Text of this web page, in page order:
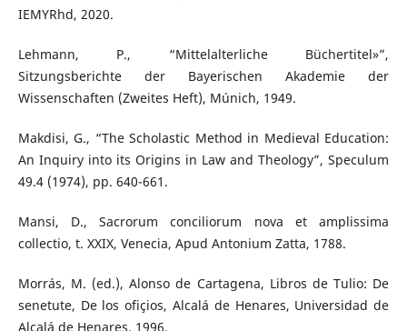
IEMYRhd, 2020.
Lehmann, P., “Mittelalterliche Büchertitel»”,
Sitzungsberichte der Bayerischen Akademie der
Wissenschaften (Zweites Heft), Múnich, 1949.
Makdisi, G., “The Scholastic Method in Medieval Education:
An Inquiry into its Origins in Law and Theology”, Speculum
49.4 (1974), pp. 640-661.
Mansi, D., Sacrorum conciliorum nova et amplissima
collectio, t. XXIX, Venecia, Apud Antonium Zatta, 1788.
Morrás, M. (ed.), Alonso de Cartagena, Libros de Tulio: De
senetute, De los ofiçios, Alcalá de Henares, Universidad de
Alcalá de Henares, 1996.